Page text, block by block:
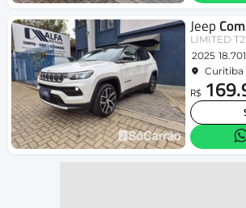
Jeep
2025 18.701
Curitiba
R$